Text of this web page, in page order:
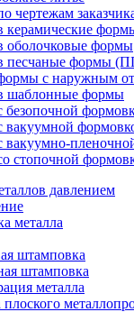
чертежам
керамические
оболочковые формы
песчаные формы
с наружным
шаблонные формы
безопочной
вакуумной
вакуумно-
стопочной
давлением
металла
штамповка
штамповка
металла